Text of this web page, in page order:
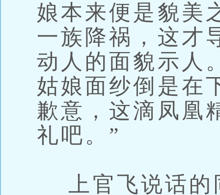
娘本来便是貌美
一族降祸，这才
动人的面貌示人
姑娘面纱倒是在
歉意，这滴凤凰
礼吧。”
上官飞说话的